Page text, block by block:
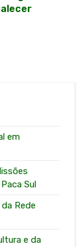
em
Sul
Rede
e da